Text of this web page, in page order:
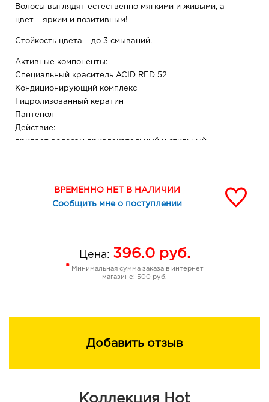
Волосы выглядят естественно мягкими и живыми, а
цвет – ярким и позитивным!
Стойкость цвета – до 3 смываний.
Активные компоненты:
Специальный краситель ACID RED 52
Кондиционирующий комплекс
Гидролизованный кератин
Пантенол
Действие:
придает волосам привлекательный и стильный
METHOSULFATE, CETYL ALCOHOL, BUTYLENE GLYCOL,
CETEARYL ALCOHOL, SILICONE QUATERNIUM-16,
UNDECETH-11, BUTYLOCTANOL, UNDECETH-5,
METHYLCHLOROISOTHIAZOLINONE,
METHYLPROPIONAL
ВРЕМЕННО НЕТ В НАЛИЧИИ
Сообщить мне о поступлении
Цена: 396.0руб.
* Минимальная сумма заказа в интернет
магазине: 500 руб.
Добавить отзыв
Коллекция Hot